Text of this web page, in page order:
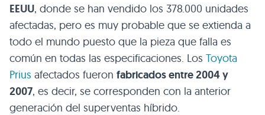
EEUU, donde se han vendido los 378.000 unidades
afectadas, pero es muy probable que se extienda a
todo el mundo puesto que la pieza que falla es
común en todas las especificaciones. Los Toyota
Prius afectados fueron fabricados entre 2004 y
2007, es decir, se corresponden con la anterior
generación del superventas híbrido.